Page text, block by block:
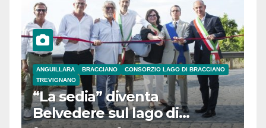
ANGUILLARA BRACCIANO
CONSORZIO LAGO DI BRACCIANO
TREVIGNANO
“La sedia” diventa
Belvedere sul lago di